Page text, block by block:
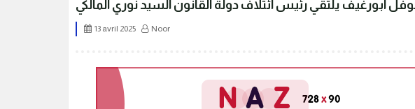
أبورغيف يلتقي رئيس ائتلاف دولة القانون السيد نوري المالكي
13 avril 2025 Noor